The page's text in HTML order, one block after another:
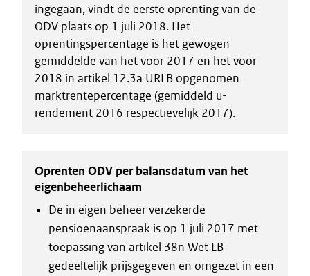
ingegaan, vindt de eerste oprenting van de
ODV plaats op 1 juli 2018. Het
oprentingspercentage is het gewogen
gemiddelde van het voor 2017 en het voor
2018 in artikel 12.3a URLB opgenomen
marktrentepercentage (gemiddeld u-
rendement 2016 respectievelijk 2017).
Oprenten ODV per balansdatum van het
eigenbeheerlichaam
De in eigen beheer verzekerde
pensioenaanspraak is op 1 juli 2017 met
toepassing van artikel 38n Wet LB
gedeeltelijk prijsgegeven en omgezet in een